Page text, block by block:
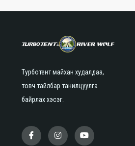
Турботент майхан худалдаа,
товч тайлбар танилцуулга
байрлах хэсэг.